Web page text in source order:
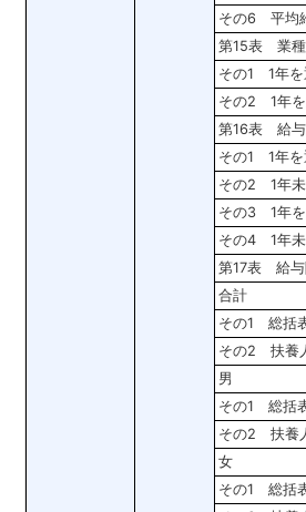
その6 平均
第15表 業種
その1 1年を
その2 1年を
第16表 給与
その1 1年を
その2 1年未
その3 1年を
その4 1年未
第17表 給与
合計
その1 総括
その2 扶養
男
その1 総括
その2 扶養
女
その1 総括